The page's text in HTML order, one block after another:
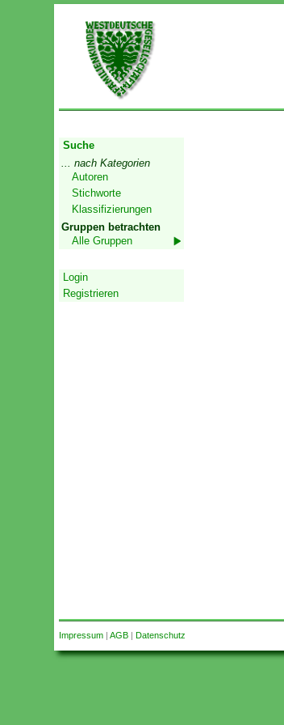
Suche
... nach Kategorien
Autoren
Stichworte
Klassifizierungen
Gruppen betrachten
Alle Gruppen
Login
Registrieren
Impressum| AGB| Datenschutz